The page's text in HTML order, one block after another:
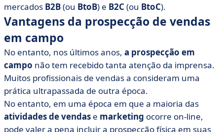
mercados B2B(ou BtoB) e B2C (ou BtoC).
Vantagens da prospecção de vendas
em campo
No entanto, nos últimos anos, a prospecção em
campo não tem recebido tanta atenção da imprensa.
Muitos profissionais de vendas a consideram uma
prática ultrapassada de outra época.
No entanto, em uma época em que a maioria das
atividades de vendas e marketing ocorre on-line,
pode valer a pena incluir a prospecção física em suas